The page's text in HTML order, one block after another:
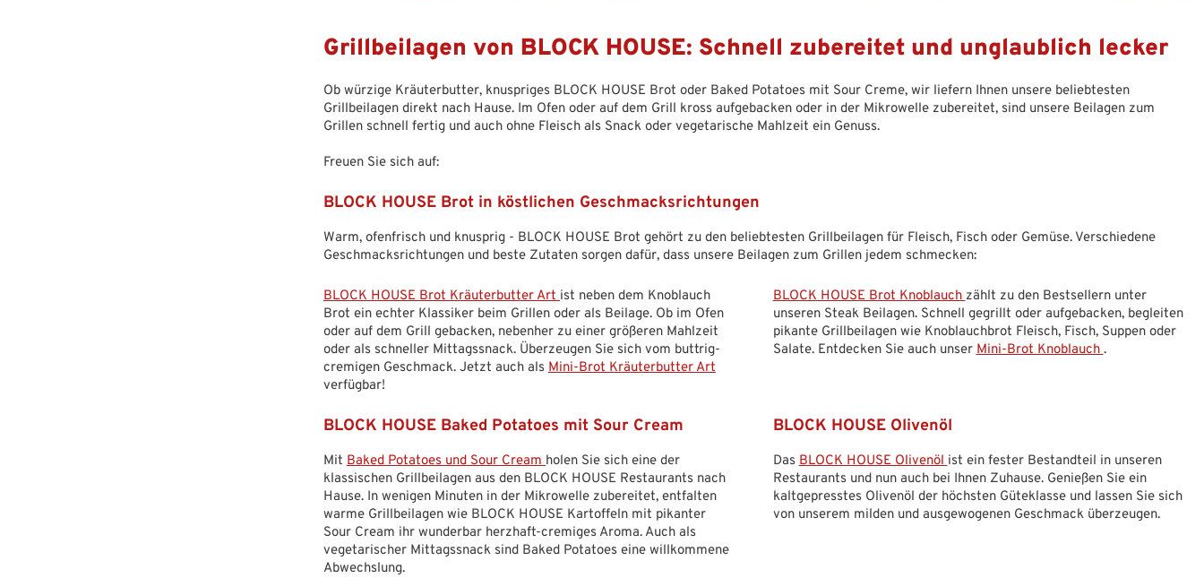
Grillbeilagen von BLOCK HOUSE: Schnell zubereitet und unglaublich lecker
Ob würzige Kräuterbutter, knuspriges BLOCK HOUSE Brot oder Baked Potatoes mit Sour Creme, wir liefern Ihnen unsere beliebtesten
Grillbeilagen direkt nach Hause. Im Ofen oder auf dem Grill kross aufgebacken oder in der Mikrowelle zubereitet, sind unsere Beilagen zum
Grillen schnell fertig und auch ohne Fleisch als Snack oder vegetarische Mahlzeit ein Genuss.
Freuen Sie sich auf:
BLOCK HOUSE Brot in köstlichen Geschmacksrichtungen
Warm, ofenfrisch und knusprig - BLOCK HOUSE Brot gehört zu den beliebtesten Grillbeilagen für Fleisch, Fisch oder Gemüse. Verschiedene
Geschmacksrichtungen und beste Zutaten sorgen dafür, dass unsere Beilagen zum Grillen jedem schmecken:
BLOCK HOUSE Brot Kräuterbutter Artist neben dem Knoblauch
Brot ein echter Klassiker beim Grillen oder als Beilage. Ob im Ofen
oder auf dem Grill gebacken, nebenher zu einer größeren Mahlzeit
oder als schneller Mittagssnack. Überzeugen Sie sich vom buttrig-
cremigen Geschmack. Jetzt auch als Mini-Brot Kräuterbutter Art
verfügbar!
BLOCK HOUSE Brot Knoblauchzählt zu den Bestsellern unter
unseren Steak Beilagen. Schnell gegrillt oder aufgebacken, begleiten
pikante Grillbeilagen wie Knoblauchbrot Fleisch, Fisch, Suppen oder
Salate. Entdecken Sie auch unserMini-Brot Knoblauch.
BLOCK HOUSE Baked Potatoes mit Sour Cream
Mit Baked Potatoes und Sour Creamholen Sie sich eine der
klassischen Grillbeilagen aus den BLOCK HOUSE Restaurants nach
Hause. In wenigen Minuten in der Mikrowelle zubereitet, entfalten
warme Grillbeilagen wie BLOCK HOUSE Kartoffeln mit pikanter
Sour Cream ihr wunderbar herzhaft-cremiges Aroma. Auch als
vegetarischer Mittagssnack sind Baked Potatoes eine willkommene
Abwechslung.
BLOCK HOUSE Olivenöl
DasBLOCK HOUSE Olivenölist ein fester Bestandteil in unseren
Restaurants und nun auch bei Ihnen Zuhause. Genießen Sie ein
kaltgepresstes Olivenöl der höchsten Güteklasse und lassen Sie sich
von unserem milden und ausgewogenen Geschmack überzeugen.